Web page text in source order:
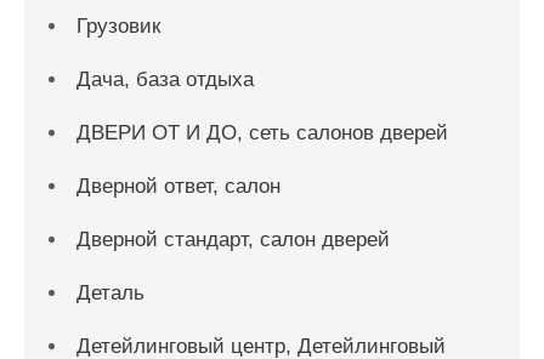
Грузовик
Дача, база отдыха
ДВЕРИ ОТ И ДО, сеть салонов дверей
Дверной ответ, салон
Дверной стандарт, салон дверей
Деталь
Детейлинговый центр, Детейлинговый